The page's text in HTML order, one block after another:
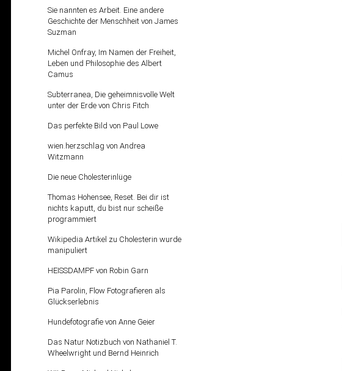
Sie nannten es Arbeit. Eine andere
Geschichte der Menschheit von James
Suzman
Michel Onfray, Im Namen der Freiheit,
Leben und Philosophie des Albert
Camus
Subterranea, Die geheimnisvolle Welt
unter der Erde von Chris Fitch
Das perfekte Bild von Paul Lowe
wien.herzschlag von Andrea
Witzmann
Die neue Cholesterinlüge
Thomas Hohensee, Reset. Bei dir ist
nichts kaputt, du bist nur scheiße
programmiert
Wikipedia Artikel zu Cholesterin wurde
manipuliert
HEISSDAMPF von Robin Garn
Pia Parolin, Flow Fotografieren als
Glückserlebnis
Hundefotografie von Anne Geier
Das Natur Notizbuch von Nathaniel T.
Wheelwright und Bernd Heinrich